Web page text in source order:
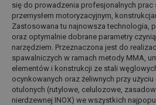
się do prowadzenia profesjonalnych
przemysłem motoryzacyjnym,
Zastosowana tu najnowsza technologia,
oraz optymalnie dobrane parametry
narzędziem. Przeznaczona jest do
spawalniczych w ramach metody MMA,
elementów i konstrukcji ze stali
ocynkowanych oraz żeliwnych przy
otulonych (rutylowe, celulozowe,
nierdzewnej INOX) we wszystkich